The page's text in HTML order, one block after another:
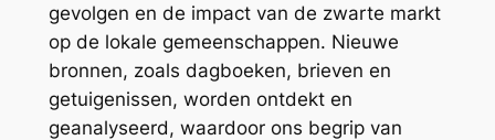
gevolgen en de impact van de zwarte markt
op de lokale gemeenschappen. Nieuwe
bronnen, zoals dagboeken, brieven en
getuigenissen, worden ontdekt en
geanalyseerd, waardoor ons begrip van